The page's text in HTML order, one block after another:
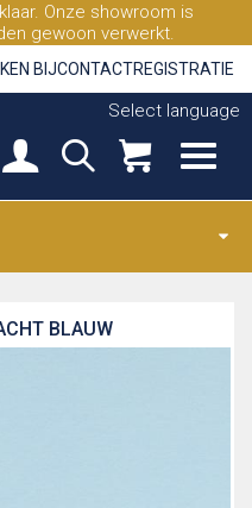
Onze showroom is
gewoon verwerkt.
BIJCONTACTREGISTRATIE
Select language
BLAUW